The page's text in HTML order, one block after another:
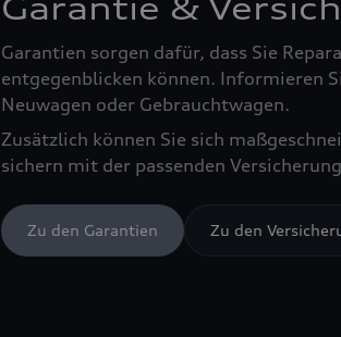
Garantie &
Garantien sorgen dafür, dass Sie
entgegenblicken können. Informieren
Neuwagen oder Gebrauchtwagen.
Zusätzlich können Sie sich
sichern mit der passenden
Zu den Garantien Zu den